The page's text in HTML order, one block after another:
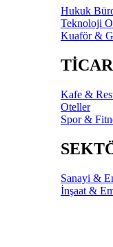
Hukuk
Teknoloji
Kuaför &
Kafe &
Oteller
Spor &
Sanayi &
İnşaat &